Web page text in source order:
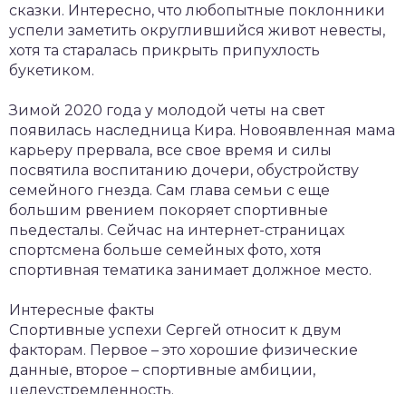
сказки. Интересно, что любопытные поклонники
успели заметить округлившийся живот невесты,
хотя та старалась прикрыть припухлость
букетиком.
Зимой 2020 года у молодой четы на свет
появилась наследница Кира. Новоявленная мама
карьеру прервала, все свое время и силы
посвятила воспитанию дочери, обустройству
семейного гнезда. Сам глава семьи с еще
большим рвением покоряет спортивные
пьедесталы. Сейчас на интернет-страницах
спортсмена больше семейных фото, хотя
спортивная тематика занимает должное место.
Интересные факты
Спортивные успехи Сергей относит к двум
факторам. Первое – это хорошие физические
данные, второе – спортивные амбиции,
целеустремленность.